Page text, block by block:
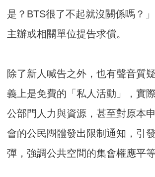
是？BTS很了不起就沒關係嗎？
主辦或相關單位提告求償。
除了新人喊告之外，也有聲音質
義上是免費的「私人活動」，實
公部門人力與資源，甚至對原本
會的公民團體發出限制通知，引
彈，強調公共空間的集會權應平等